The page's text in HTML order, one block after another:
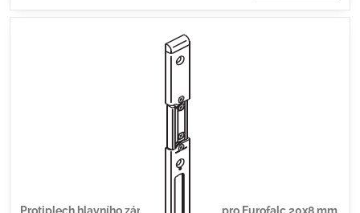
Protiplech hlavního zámku G-U tvar U pro Eurofalc 20x8 mm